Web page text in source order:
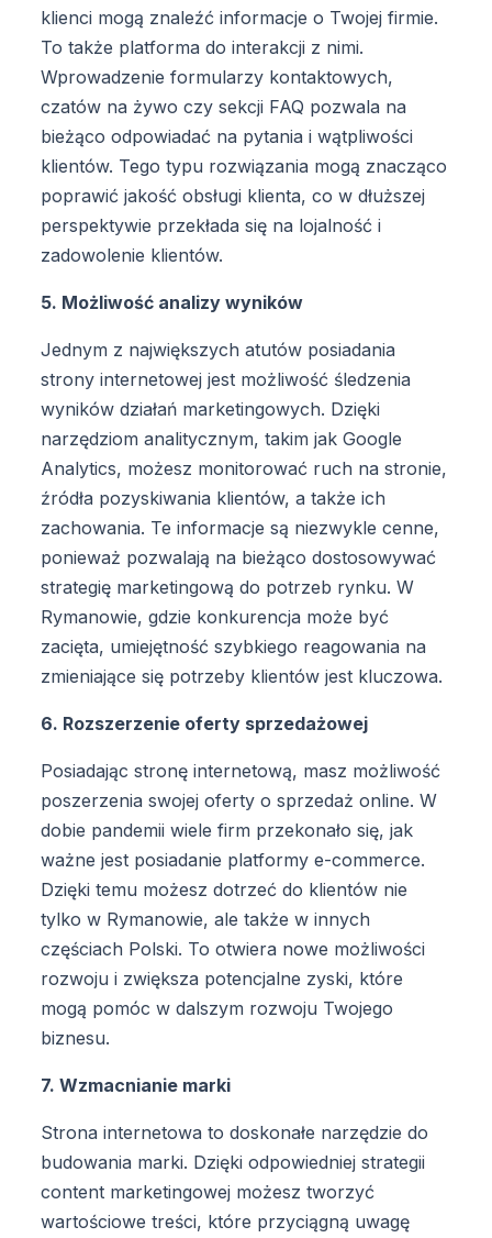
klienci mogą znaleźć informacje o Twojej firmie.
To także platforma do interakcji z nimi.
Wprowadzenie formularzy kontaktowych,
czatów na żywo czy sekcji FAQ pozwala na
bieżąco odpowiadać na pytania i wątpliwości
klientów. Tego typu rozwiązania mogą znacząco
poprawić jakość obsługi klienta, co w dłuższej
perspektywie przekłada się na lojalność i
zadowolenie klientów.
5. Możliwość analizy wyników
Jednym z największych atutów posiadania
strony internetowej jest możliwość śledzenia
wyników działań marketingowych. Dzięki
narzędziom analitycznym, takim jak Google
Analytics, możesz monitorować ruch na stronie,
źródła pozyskiwania klientów, a także ich
zachowania. Te informacje są niezwykle cenne,
ponieważ pozwalają na bieżąco dostosowywać
strategię marketingową do potrzeb rynku. W
Rymanowie, gdzie konkurencja może być
zacięta, umiejętność szybkiego reagowania na
zmieniające się potrzeby klientów jest kluczowa.
6. Rozszerzenie oferty sprzedażowej
Posiadając stronę internetową, masz możliwość
poszerzenia swojej oferty o sprzedaż online. W
dobie pandemii wiele firm przekonało się, jak
ważne jest posiadanie platformy e-commerce.
Dzięki temu możesz dotrzeć do klientów nie
tylko w Rymanowie, ale także w innych
częściach Polski. To otwiera nowe możliwości
rozwoju i zwiększa potencjalne zyski, które
mogą pomóc w dalszym rozwoju Twojego
biznesu.
7. Wzmacnianie marki
Strona internetowa to doskonałe narzędzie do
budowania marki. Dzięki odpowiedniej strategii
content marketingowej możesz tworzyć
wartościowe treści, które przyciągną uwagę